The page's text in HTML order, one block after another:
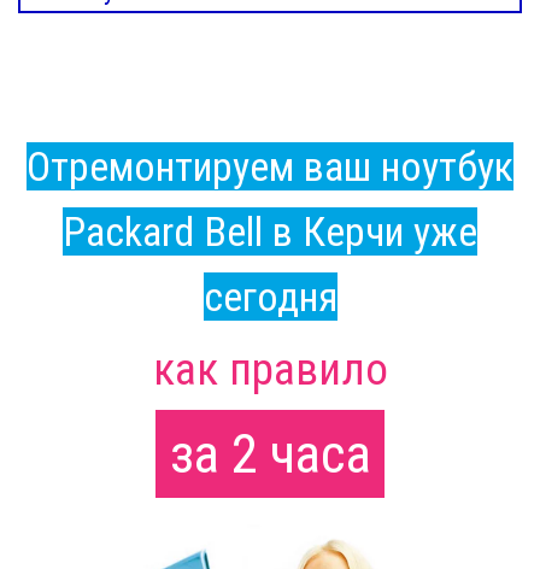
Отремонтируем ваш ноутбук
Packard Bell в Керчи уже
сегодня
как правило
за 2 часа